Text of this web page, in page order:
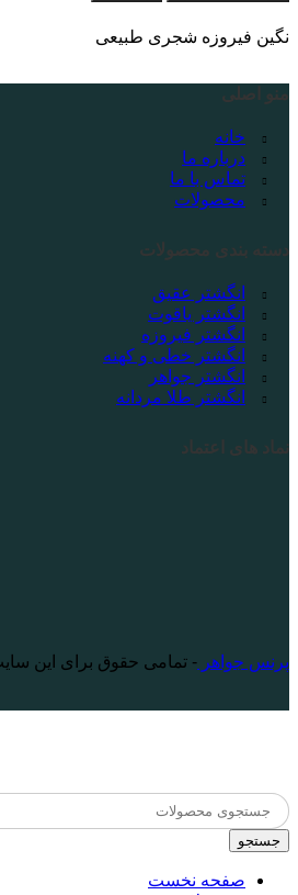
نگین فیروزه شجری طبیعی
منو اصلی
خانه
درباره ما
تماس با ما
محصولات
دسته بندی محصولات
انگشتر عقیق
انگشتر یاقوت
انگشتر فیروزه
انگشتر خطی و کهنه
انگشتر جواهر
انگشتر طلا مردانه
نماد های اعتماد
پرنس جواهر - تمامی حقوق برای این
جستجو
صفحه نخست